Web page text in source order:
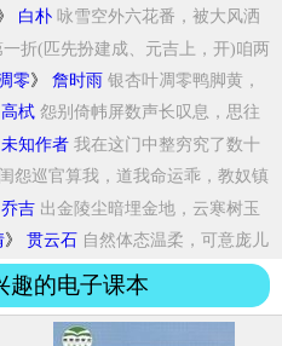
白朴 咏雪空外六花番，被大风洒
一折(匹先扮建成、元吉上，开)咱两
零》 詹时雨 银杏叶凋零鸭脚黄，
高栻 怨别倚帏屏数声长叹息，思往
未知作者 我在这门中整穷究了数十
闺怨巡官算我，道我命运乖，教奴镇
乔吉 出金陵尘暗埋金地，云寒树玉
》 贯云石 自然体态温柔，可意庞儿
趣的电子课本